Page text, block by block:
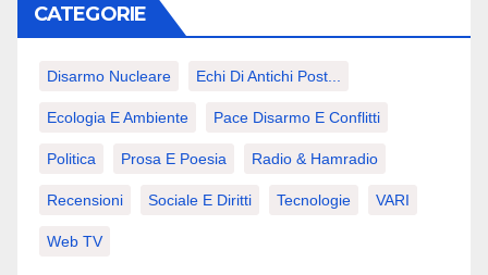
CATEGORIE
Disarmo Nucleare Echi Di Antichi Post...
Ecologia E Ambiente Pace Disarmo E Conflitti
Politica Prosa E Poesia Radio & Hamradio
Recensioni Sociale E Diritti Tecnologie VARI
Web TV